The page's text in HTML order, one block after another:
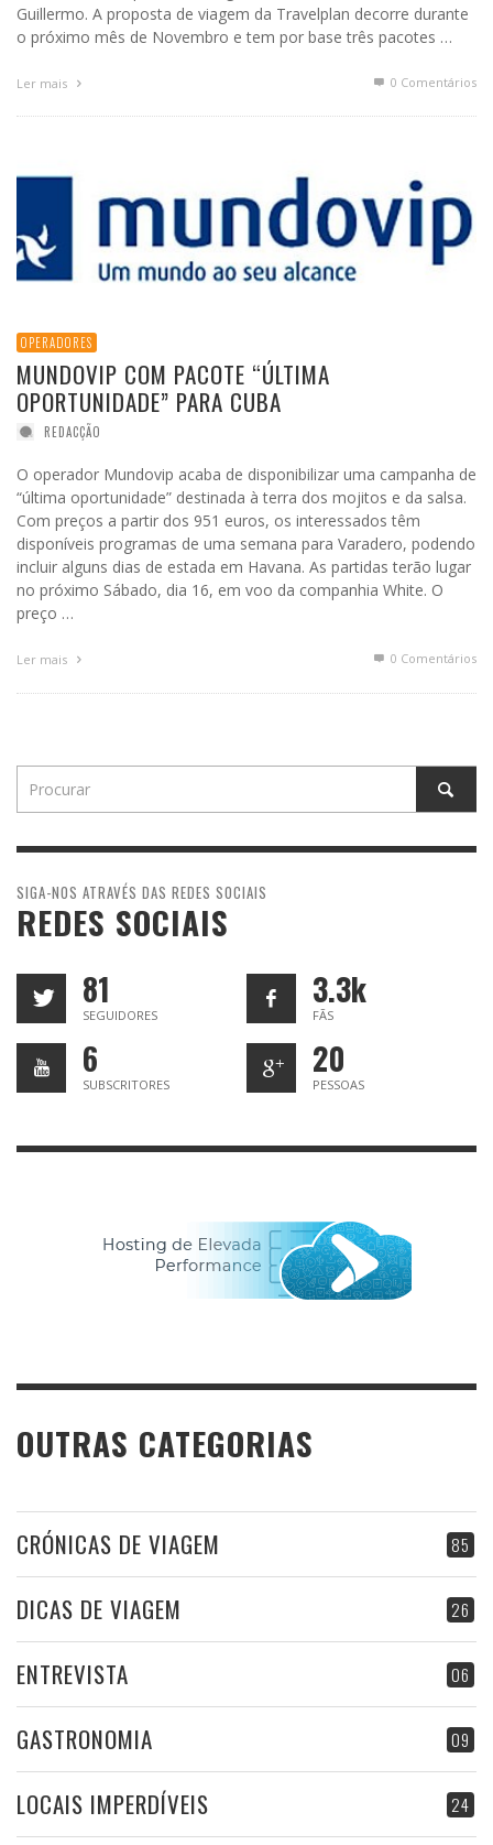
Guillermo. A proposta de viagem da Travelplan decorre durante
o próximo mês de Novembro e tem por base três pacotes …
Ler mais 0 Comentários
OPERADORES
MUNDOVIP COM PACOTE “ÚLTIMA
OPORTUNIDADE” PARA CUBA
REDACÇÃO
O operador Mundovip acaba de disponibilizar uma campanha de
“última oportunidade” destinada à terra dos mojitos e da salsa.
Com preços a partir dos 951 euros, os interessados têm
disponíveis programas de uma semana para Varadero, podendo
incluir alguns dias de estada em Havana. As partidas terão lugar
no próximo Sábado, dia 16, em voo da companhia White. O
preço …
Ler mais 0 Comentários
SIGA-NOS ATRAVÉS DAS REDES SOCIAIS
REDES SOCIAIS
81
SEGUIDORES
3.3k
FÃS
6
SUBSCRITORES
20
PESSOAS
OUTRAS CATEGORIAS
85
CRÓNICAS DE VIAGEM
26
DICAS DE VIAGEM
06
ENTREVISTA
09
GASTRONOMIA
24
LOCAIS IMPERDÍVEIS